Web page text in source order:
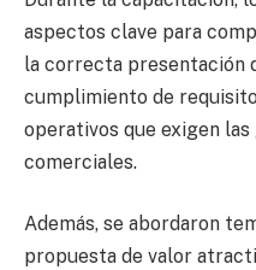
aspectos clave para
la correcta presentación
cumplimiento de
operativos que exigen las
comerciales.
Además, se abordaron
propuesta de valor